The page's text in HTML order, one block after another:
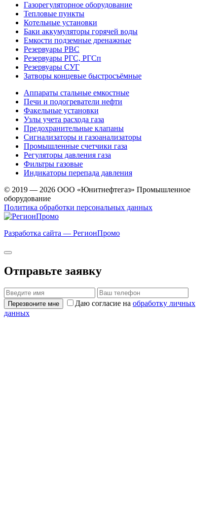
Газорегуляторное оборудование
Тепловые пункты
Котельные установки
Баки аккумуляторы горячей воды
Емкости подземные дренажные
Резервуары РВС
Резервуары РГС, РГСп
Резервуары СУГ
Затворы концевые быстросъёмные
Аппараты стальные емкостные
Печи и подогреватели нефти
Факельные установки
Узлы учета расхода газа
Предохранительные клапаны
Сигнализаторы и газоанализаторы
Промышленные счетчики газа
Регуляторы давления газа
Фильтры газовые
Индикаторы перепада давления
© 2019 — 2026 ООО «Юнитнефтегаз» Промышленное
оборудование
Политика обработки персональных данных
Разработка сайта — РегионПромо
Отправьте заявку
Перезвоните мне Даю согласие на обработку личных
данных